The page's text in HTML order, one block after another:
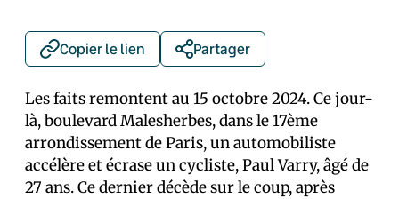
Copier le lien Partager
Les faits remontent au 15 octobre 2024. Ce jour-
là, boulevard Malesherbes, dans le 17ème
arrondissement de Paris, un automobiliste
accélère et écrase un cycliste, Paul Varry, âgé de
27 ans. Ce dernier décède sur le coup, après